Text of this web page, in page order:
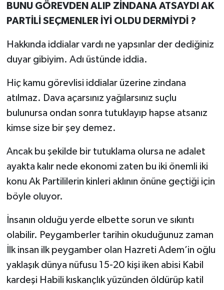
BUNU GÖREVDEN ALIP ZİNDANA ATSAYDI AK
PARTİLİ SEÇMENLER İYİ OLDU DERMİYDİ ?
Hakkında iddialar vardı ne yapsınlar der dediğiniz
duyar gibiyim. Adı üstünde iddia.
Hiç kamu görevlisi iddialar üzerine zindana
atılmaz. Dava açarsınız yağılarsınız suçlu
bulunursa ondan sonra tutuklayıp hapse atsanız
kimse size bir şey demez.
Ancak bu şekilde bir tutuklama olursa ne adalet
ayakta kalır nede ekonomi zaten bu iki önemli iki
konu Ak Partililerin kinleri aklının önüne geçtiği için
böyle oluyor.
İnsanın olduğu yerde elbette sorun ve sıkıntı
olabilir. Peygamberler tarihin okuduğunuz zaman
İlk insan ilk peygamber olan Hazreti Adem’in oğlu
yaklaşık dünya nüfusu 15-20 kişi iken abisi Kabil
kardeşi Habili kıskançlık yüzünden öldürüp katil